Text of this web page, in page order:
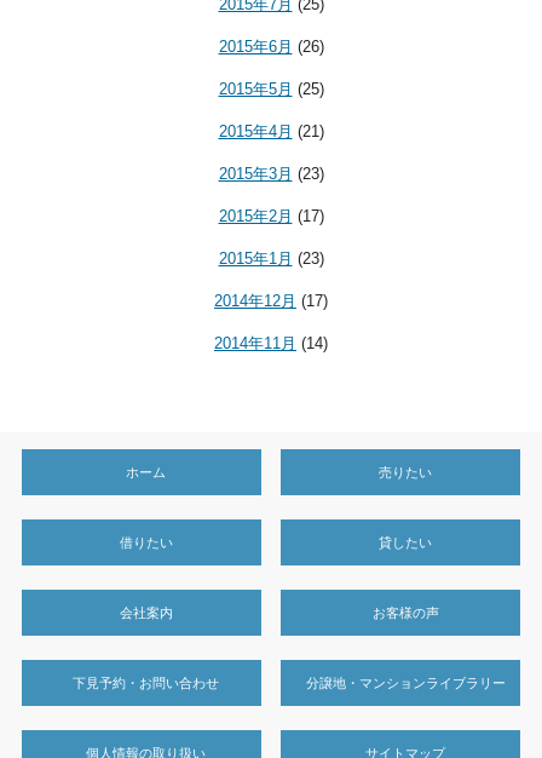
2015年7月 (25)
2015年6月 (26)
2015年5月 (25)
2015年4月 (21)
2015年3月 (23)
2015年2月 (17)
2015年1月 (23)
2014年12月 (17)
2014年11月 (14)
ホーム 売りたい
借りたい 貸したい
会社案内 お客様の声
下見予約・お問い合わせ 分譲地・マンションライブラリー
個人情報の取り扱い サイトマップ